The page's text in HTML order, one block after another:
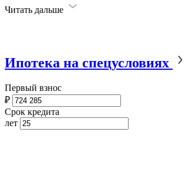
Читать дальше
Ипотека на спецусловиях
Первый взнос
₽
Срок кредита
лет